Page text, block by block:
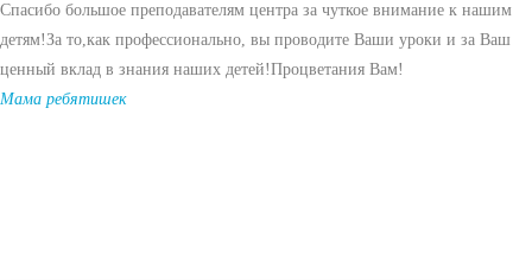
Спасибо большое преподавателям центра за чуткое внимание к нашим
детям!За то,как профессионально, вы проводите Ваши уроки и за Ваш
ценный вклад в знания наших детей!Процветания Вам!
Мама ребятишек